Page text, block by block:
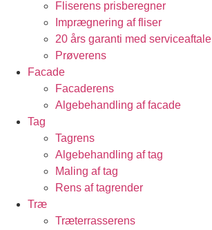
Fliserens prisberegner
Imprægnering af fliser
20 års garanti med serviceaftale
Prøverens
Facade
Facaderens
Algebehandling af facade
Tag
Tagrens
Algebehandling af tag
Maling af tag
Rens af tagrender
Træ
Træterrasserens